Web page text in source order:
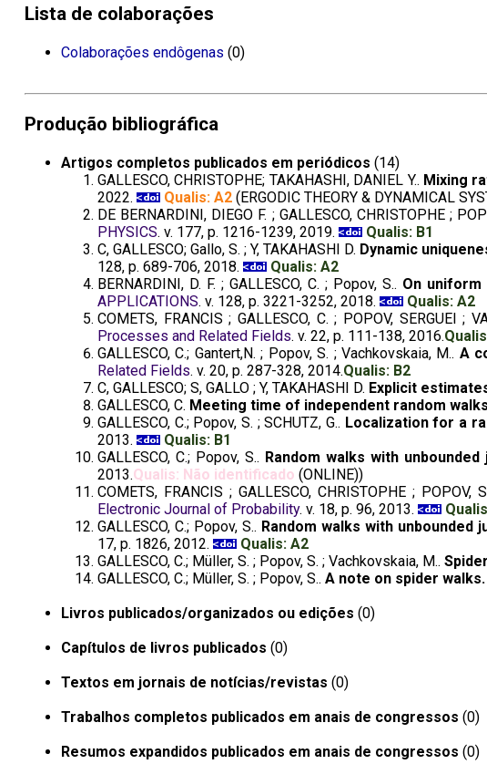
Lista de colaborações
Colaborações endôgenas (0)
Produção bibliográfica
Artigos completos publicados em periódicos (14)
GALLESCO, CHRISTOPHE; TAKAHASHI, DANIEL Y.. Mixing
2022.
Qualis: A2(ERGODIC THEORY & DYNAMICAL
DE BERNARDINI, DIEGO F. ; GALLESCO, CHRISTOPHE ;
PHYSICS. v. 177, p. 1216-1239, 2019.
Qualis: B1
C, GALLESCO; Gallo, S. ; Y, TAKAHASHI D. Dynamic
128, p. 689-706, 2018.
Qualis: A2
BERNARDINI, D. F. ; GALLESCO, C. ; Popov, S.. On
APPLICATIONS. v. 128, p. 3221-3252, 2018.
Qualis: A2
COMETS, FRANCIS ; GALLESCO, C. ; POPOV, SERGUEI ;
Processes and Related Fields. v. 22, p. 111-138, 2016.
GALLESCO, C.; Gantert,N. ; Popov, S. ; Vachkovskaia, M.. A
Related Fields. v. 20, p. 287-328, 2014.Qualis: B2
C, GALLESCO; S, GALLO ; Y, TAKAHASHI D. Explicit
GALLESCO, C. Meeting time of independent random
GALLESCO, C.; Popov, S. ; SCHUTZ, G.. Localization for a
2013.
Qualis: B1
GALLESCO, C.; Popov, S.. Random walks with
2013.Qualis: Não identificado (ONLINE))
COMETS, FRANCIS ; GALLESCO, CHRISTOPHE ; POPOV,
Electronic Journal of Probability. v. 18, p. 96, 2013.
GALLESCO, C.; Popov, S.. Random walks with unbounded
17, p. 1826, 2012.
Qualis: A2
GALLESCO, C.; Müller, S. ; Popov, S. ; Vachkovskaia, M..
GALLESCO, C.; Müller, S. ; Popov, S.. A note on spider walks.
Livros publicados/organizados ou edições (0)
Capítulos de livros publicados (0)
Textos em jornais de notícias/revistas (0)
Trabalhos completos publicados em anais de congressos (0)
Resumos expandidos publicados em anais de congressos (0)